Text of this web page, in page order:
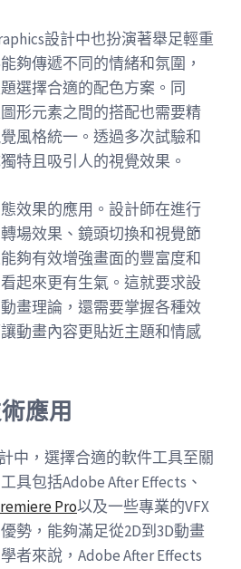
設計中也扮演著舉足輕重
夠傳遞不同的情緒和氛圍，
選擇合適的配色方案。同
形元素之間的搭配也需要精
風格統一。透過多次試驗和
特且吸引人的視覺效果。
效果的應用。設計師在進行
場效果、鏡頭切換和視覺節
夠有效增強畫面的豐富度和
起來更有生氣。這就要求設
畫理論，還需要掌握各種效
動畫內容更貼近主題和情感
應用
中，選擇合適的軟件工具至關
具包括Adobe After Effects、
Pro以及一些專業的VFX
勢，能夠滿足從2D到3D動畫
者來說，Adobe After Effects